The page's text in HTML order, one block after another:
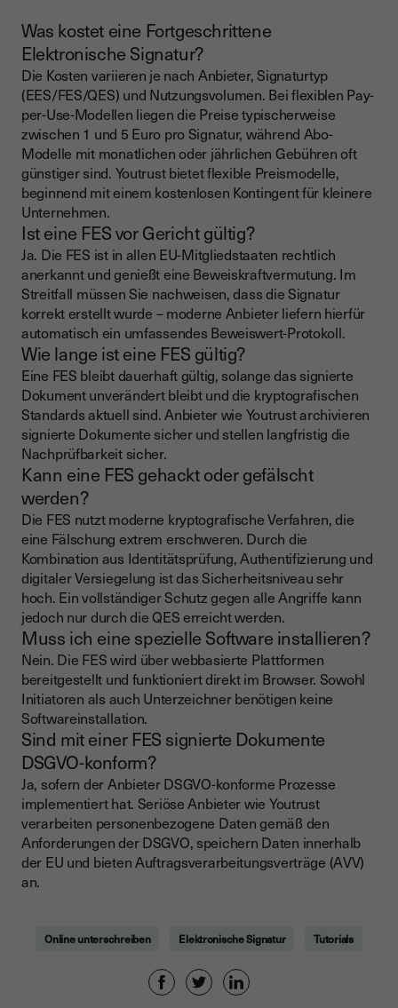
Was kostet eine Fortgeschrittene
Elektronische Signatur?
Die Kosten variieren je nach Anbieter, Signaturtyp
(EES/FES/QES) und Nutzungsvolumen. Bei flexiblen Pay-
per-Use-Modellen liegen die Preise typischerweise
zwischen 1 und 5 Euro pro Signatur, während Abo-
Modelle mit monatlichen oder jährlichen Gebühren oft
günstiger sind. Youtrust bietet flexible Preismodelle,
beginnend mit einem kostenlosen Kontingent für kleinere
Unternehmen.
Ist eine FES vor Gericht gültig?
Ja. Die FES ist in allen EU-Mitgliedstaaten rechtlich
anerkannt und genießt eine Beweiskraftvermutung. Im
Streitfall müssen Sie nachweisen, dass die Signatur
korrekt erstellt wurde – moderne Anbieter liefern hierfür
automatisch ein umfassendes Beweiswert-Protokoll.
Wie lange ist eine FES gültig?
Eine FES bleibt dauerhaft gültig, solange das signierte
Dokument unverändert bleibt und die kryptografischen
Standards aktuell sind. Anbieter wie Youtrust archivieren
signierte Dokumente sicher und stellen langfristig die
Nachprüfbarkeit sicher.
Kann eine FES gehackt oder gefälscht
werden?
Die FES nutzt moderne kryptografische Verfahren, die
eine Fälschung extrem erschweren. Durch die
Kombination aus Identitätsprüfung, Authentifizierung und
digitaler Versiegelung ist das Sicherheitsniveau sehr
hoch. Ein vollständiger Schutz gegen alle Angriffe kann
jedoch nur durch die QES erreicht werden.
Muss ich eine spezielle Software installieren?
Nein. Die FES wird über webbasierte Plattformen
bereitgestellt und funktioniert direkt im Browser. Sowohl
Initiatoren als auch Unterzeichner benötigen keine
Softwareinstallation.
Sind mit einer FES signierte Dokumente
DSGVO-konform?
Ja, sofern der Anbieter DSGVO-konforme Prozesse
implementiert hat. Seriöse Anbieter wie Youtrust
verarbeiten personenbezogene Daten gemäß den
Anforderungen der DSGVO, speichern Daten innerhalb
der EU und bieten Auftragsverarbeitungsverträge (AVV)
an.
Online unterschreiben Elektronische Signatur Tutorials